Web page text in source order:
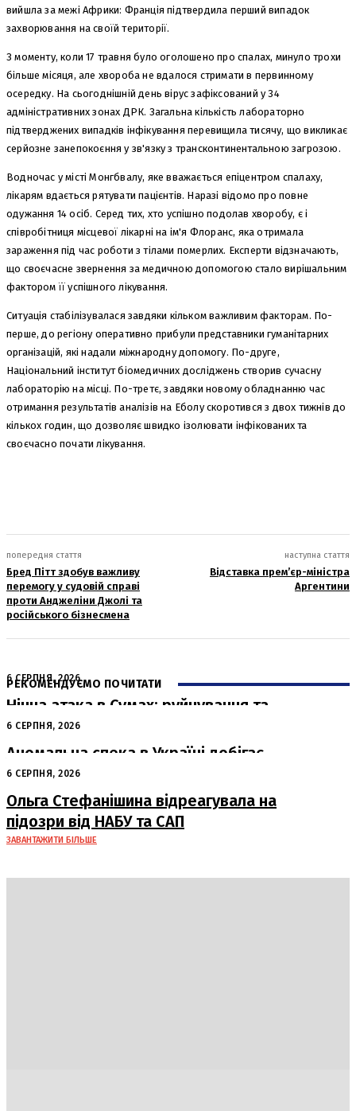
вийшла за межі Африки: Франція підтвердила перший випадок
захворювання на своїй території.
З моменту, коли 17 травня було оголошено про спалах, минуло трохи
більше місяця, але хвороба не вдалося стримати в первинному
осередку. На сьогоднішній день вірус зафіксований у 34
адміністративних зонах ДРК. Загальна кількість лабораторно
підтверджених випадків інфікування перевищила тисячу, що викликає
серйозне занепокоєння у зв'язку з трансконтинентальною загрозою.
Водночас у місті Монгбвалу, яке вважається епіцентром спалаху,
лікарям вдається рятувати пацієнтів. Наразі відомо про повне
одужання 14 осіб. Серед тих, хто успішно подолав хворобу, є і
співробітниця місцевої лікарні на ім'я Флоранс, яка отримала
зараження під час роботи з тілами померлих. Експерти відзначають,
що своєчасне звернення за медичною допомогою стало вирішальним
фактором її успішного лікування.
Ситуація стабілізувалася завдяки кільком важливим факторам. По-
перше, до регіону оперативно прибули представники гуманітарних
організацій, які надали міжнародну допомогу. По-друге,
Національний інститут біомедичних досліджень створив сучасну
лабораторію на місці. По-третє, завдяки новому обладнанню час
отримання результатів аналізів на Еболу скоротився з двох тижнів до
кількох годин, що дозволяє швидко ізолювати інфікованих та
своєчасно почати лікування.
попередня стаття
Бред Пітт здобув важливу
перемогу у судовій справі
проти Анджеліни Джолі та
російського бізнесмена
наступна стаття
Відставка прем’єр-міністра
Аргентини
РЕКОМЕНДУЄМО ПОЧИТАТИ
6 СЕРПНЯ, 2026
Нічна атака в Сумах: руйнування та
жертви від російських авіабомб
6 СЕРПНЯ, 2026
Аномальна спека в Україні добігає
кінця: очікується похолодання
6 СЕРПНЯ, 2026
Ольга Стефанішина відреагувала на
підозри від НАБУ та САП
ЗАВАНТАЖИТИ БІЛЬШЕ